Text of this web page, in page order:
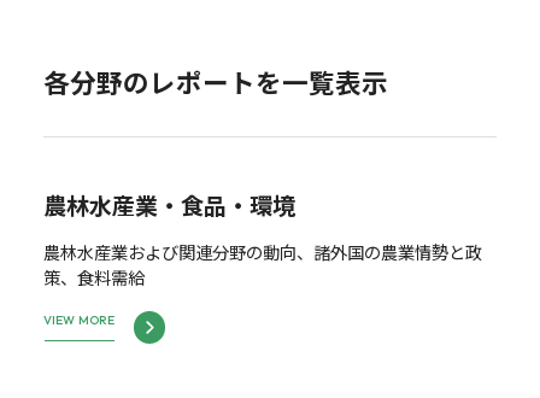
各分野のレポートを一覧表示
農林水産業・食品・環境
農林水産業および関連分野の動向、諸外国の農業情勢と政
策、食料需給
VIEW MORE